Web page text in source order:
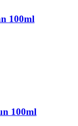
100ml
100ml